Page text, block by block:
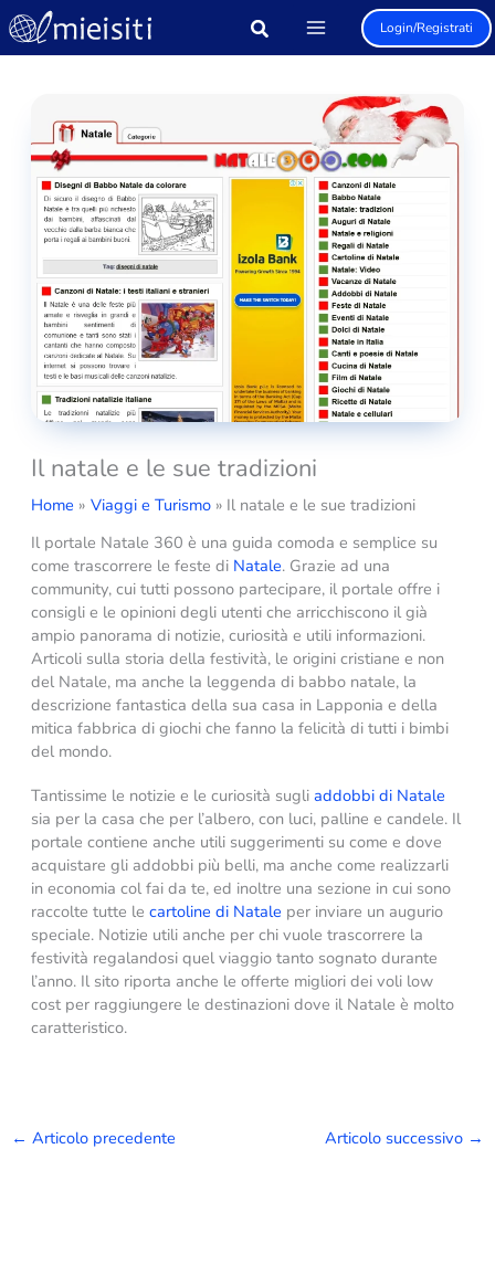
Vai
al
contenuto
Login/Registrati
Il natale e le sue tradizioni
Home Viaggi e Turismo
Il natale e le sue tradizioni
Il portale Natale 360 è una guida comoda e semplice su
come trascorrere le feste di Natale. Grazie ad una
community, cui tutti possono partecipare, il portale offre i
consigli e le opinioni degli utenti che arricchiscono il già
ampio panorama di notizie, curiosità e utili informazioni.
Articoli sulla storia della festività, le origini cristiane e non
del Natale, ma anche la leggenda di babbo natale, la
descrizione fantastica della sua casa in Lapponia e della
mitica fabbrica di giochi che fanno la felicità di tutti i bimbi
del mondo.
Tantissime le notizie e le curiosità sugli addobbi di Natale
sia per la casa che per l’albero, con luci, palline e candele. Il
portale contiene anche utili suggerimenti su come e dove
acquistare gli addobbi più belli, ma anche come realizzarli
in economia col fai da te, ed inoltre una sezione in cui sono
raccolte tutte le cartoline di Natale per inviare un augurio
speciale. Notizie utili anche per chi vuole trascorrere la
festività regalandosi quel viaggio tanto sognato durante
l’anno. Il sito riporta anche le offerte migliori dei voli low
cost per raggiungere le destinazioni dove il Natale è molto
caratteristico.
← Articolo precedente Articolo successivo →